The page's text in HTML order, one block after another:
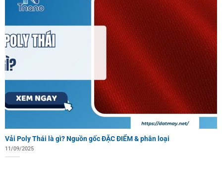
Vải Poly Thái là gì? Nguồn gốc ĐẶC ĐIỂM & phân loại
11/09/2025